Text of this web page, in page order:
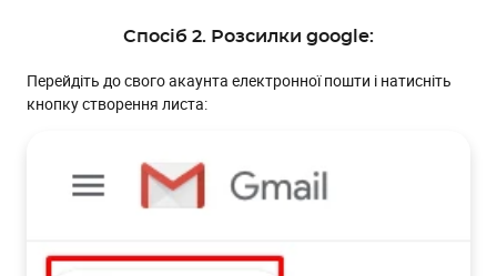
Спосіб 2. Розсилки google:
Перейдіть до свого акаунта електронної пошти і натисніть
кнопку створення листа: